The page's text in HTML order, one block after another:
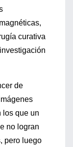
curativa
de
los que un
no logran
pero luego